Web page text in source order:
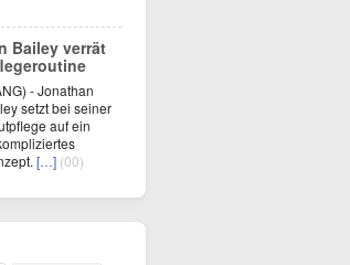
Bailey verrät
- Jonathan
setzt bei seiner
auf ein
[…] (00)